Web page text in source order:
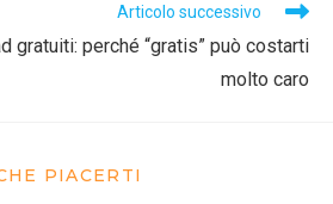
Articolo successivo
gratuiti: perché “gratis” può costarti
molto caro
PIACERTI